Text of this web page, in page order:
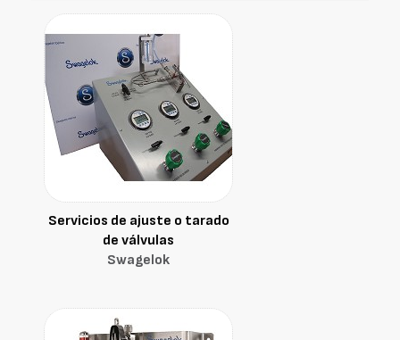
Servicios de ajuste o tarado
de válvulas
Swagelok